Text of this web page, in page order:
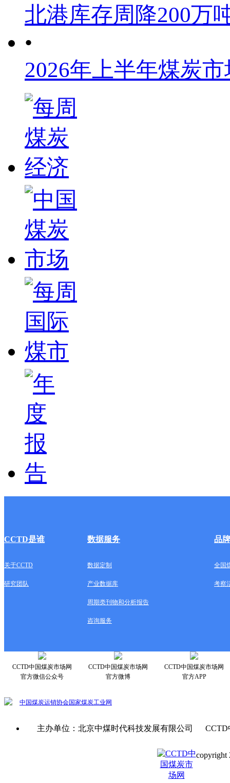
北港库存周降200万
•
2026年上半年煤炭
CCTD是谁 数据服务 品
关于CCTD 数据定制 全国
研究团队 产业数据库 考察
周期类刊物和分析报告
咨询服务
CCTD中国煤炭市场网
官方微信公众号
CCTD中国煤炭市场网
官方微博
CCTD中国煤炭市场网
官方APP
中国煤炭运销协会国家煤炭工业网
主办单位：北京中煤时代科技发展有限公司
copyright